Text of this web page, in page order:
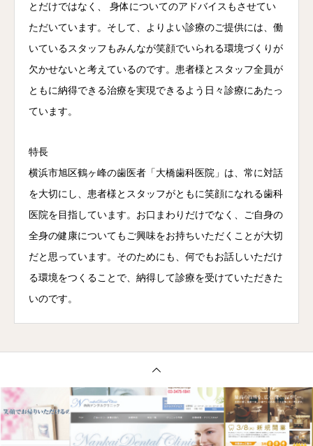
とだけではなく、 身体についてのアドバイスもさせてい
ただいています。そして、よりよい診療のご提供には、働
いているスタッフもみんなが笑顔でいられる環境づくりが
欠かせないと考えているのです。患者様とスタッフ全員が
ともに納得できる治療を実現できるよう日々診療にあたっ
ています。
特長
横浜市旭区鶴ヶ峰の歯医者「大橋歯科医院」は、常に対話
を大切にし、患者様とスタッフがともに笑顔になれる歯科
医院を目指しています。お口まわりだけでなく、ご自身の
全身の健康についてもご興味をお持ちいただくことが大切
だと思っています。そのためにも、何でもお話しいただけ
る環境をつくることで、納得して診療を受けていただきた
いのです。